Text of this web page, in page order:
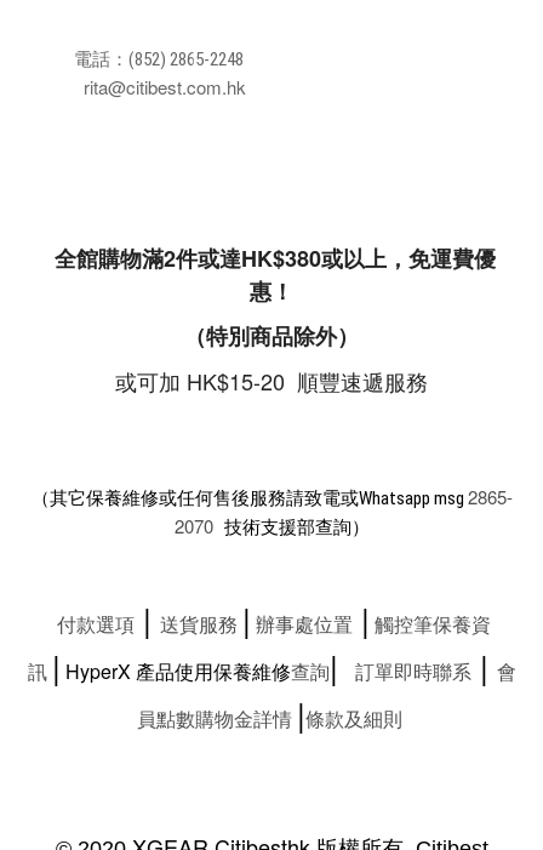
電話：(852) 2865-2248
rita@citibest.com.hk
全館購物滿2件或達HK$380或以上，免運費優
惠！
（特別商品除外）
或可加 HK$15-20 順豐速遞服務
（其它保養維修或任何售後服務請致電或Whatsapp msg 2865-
2070 技術支援部查詢）
付款選項 | 送貨服務 | 辦事處位置 | 觸控筆保養資
訊 | HyperX 產品使用保養維修查詢| 訂單即時聯系 | 會
員點數購物金詳情 |條款及細則